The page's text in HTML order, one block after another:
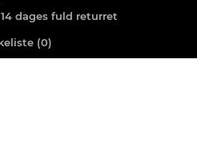
14 dages fuld returret
(0)